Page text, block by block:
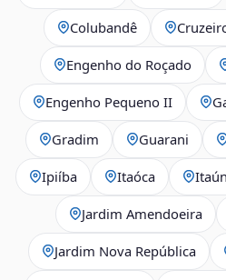
Colubandê
Engenho do Roçado
Engenho Pequeno II
Gradim Guarani
Ipiíba Itaóca
Jardim Amendoeira
Jardim Nova República